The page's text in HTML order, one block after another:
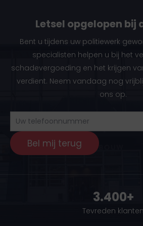
Letsel opgelopen bij
Bent u tijdens uw politiewerk
specialisten helpen u bij het
schadevergoeding en het krijgen
verdient. Neem vandaag nog
ons op.
Uw
telefoonnummer
Bel mij terug
3.400+
Tevreden klanten